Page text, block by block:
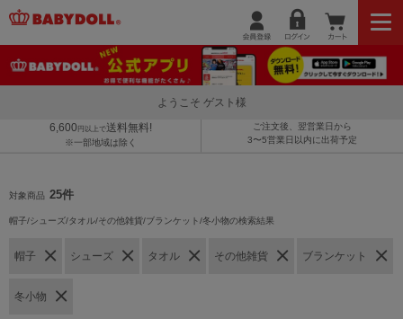
ようこそ ゲスト様
6,600 円以上で送料無料!
※一部地域は除く
ご注文後、翌営業日から
3〜5営業日以内に出荷予定
対象商品 25件
帽子/シューズ/タオル/その他雑貨/ブランケット/冬小物の検索結果
帽子 シューズ タオル その他雑貨 ブランケット
冬小物